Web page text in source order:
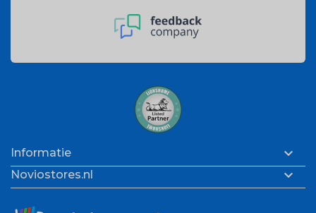
Informatie 
Noviostores.nl 